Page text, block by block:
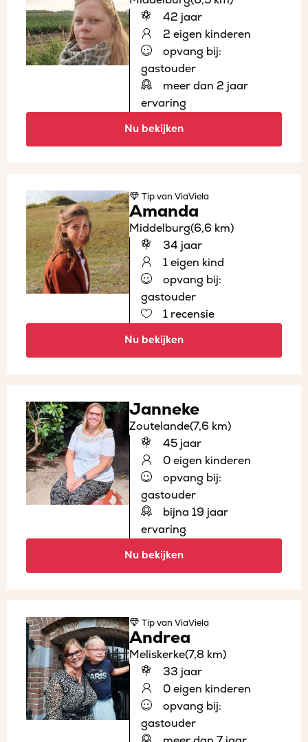
42 jaar
2 eigen kinderen
opvang bij:
gastouder
meer dan 2 jaar
ervaring
Nu bekijken
Tipvan ViaViela
Amanda
Middelburg(6,6 km)
34 jaar
1 eigen kind
opvang bij:
gastouder
1 recensie
Nu bekijken
Janneke
Zoutelande(7,6 km)
45 jaar
0 eigen kinderen
opvang bij:
gastouder
bijna 19 jaar
ervaring
Nu bekijken
Tipvan ViaViela
Andrea
Meliskerke(7,8 km)
33 jaar
0 eigen kinderen
opvang bij:
gastouder